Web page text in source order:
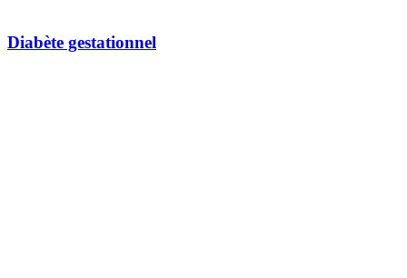
Diabète gestationnel